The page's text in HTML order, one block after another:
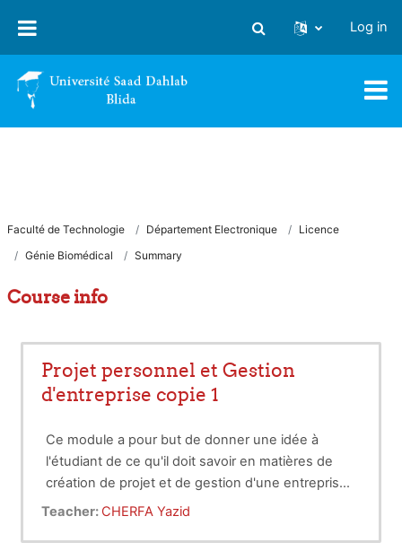
Toggle search input
Log in
Faculté de Technologie Département Electronique
Licence
Génie Biomédical
Summary
Course info
Projet personnel et Gestion
d'entreprise copie 1
Ce module a pour but de donner une idée à
l'étudiant de ce qu'il doit savoir en matières de
création de projet et de gestion d'une entreprise
(finances, comptabilité,...).Les notions de création
création, de gestion, de finances, de salaires, de
Teacher: CHERFA Yazid